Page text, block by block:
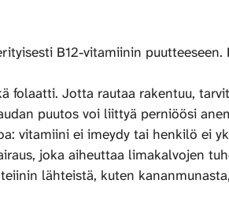
B12-vitamiinin
folaatti. Jotta rautaa rakentuu,
puutos voi liittyä perniöösi
vitamiini ei imeydy tai henkilö ei
joka aiheuttaa limakalvojen
lähteistä, kuten